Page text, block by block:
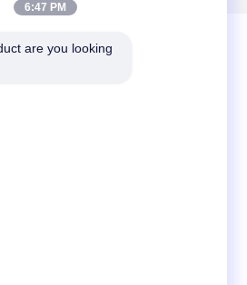
6:47 PM
are you looking